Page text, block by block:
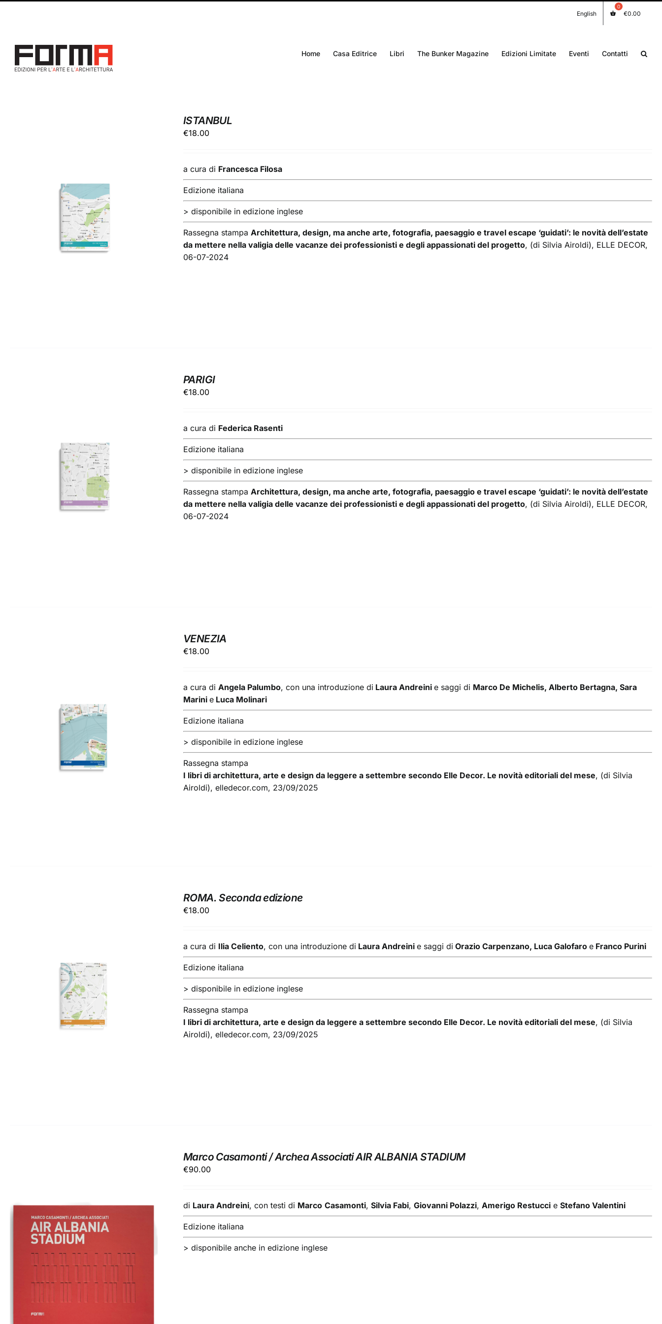
English €0.00
Home Casa Editrice Libri The Bunker Magazine Edizioni Limitate Eventi Contatti
AGGIUNGI AL CARRELLO
DETTAGLI
ISTANBUL
€18.00
a cura di Francesca Filosa
Edizione italiana
> disponibile in edizione inglese
Rassegna stampaArchitettura, design, ma anche arte, fotografia, paesaggio e travel escape ‘guidati’: le novità dell’estate
da mettere nella valigia delle vacanze dei professionisti e degli appassionati del progetto, (di Silvia Airoldi), ELLE DECOR,
06-07-2024
AGGIUNGI AL CARRELLO
DETTAGLI
PARIGI
€18.00
a cura di Federica Rasenti
Edizione italiana
> disponibile in edizione inglese
Rassegna stampaArchitettura, design, ma anche arte, fotografia, paesaggio e travel escape ‘guidati’: le novità dell’estate
da mettere nella valigia delle vacanze dei professionisti e degli appassionati del progetto, (di Silvia Airoldi), ELLE DECOR,
06-07-2024
AGGIUNGI AL CARRELLO
DETTAGLI
VENEZIA
€18.00
a cura diAngela Palumbo, con una introduzione di Laura Andreinie saggi di Marco De Michelis, Alberto Bertagna, Sara
Marinie Luca Molinari
Edizione italiana
> disponibile in edizione inglese
Rassegna stampa
I libri di architettura, arte e design da leggere a settembre secondo Elle Decor. Le novità editoriali del mese, (di Silvia
Airoldi), elledecor.com, 23/09/2025
AGGIUNGI AL CARRELLO
DETTAGLI
ROMA. Seconda edizione
€18.00
a cura di Ilia Celiento, con una introduzione di Laura Andreinie saggi di Orazio Carpenzano, Luca Galofaroe Franco Purini
Edizione italiana
> disponibile in edizione inglese
Rassegna stampa
I libri di architettura, arte e design da leggere a settembre secondo Elle Decor. Le novità editoriali del mese, (di Silvia
Airoldi), elledecor.com, 23/09/2025
AGGIUNGI AL CARRELLO
/
Marco Casamonti / Archea Associati AIR ALBANIA STADIUM
€90.00
di Laura Andreini, con testi di Marco Casamonti,Silvia Fabi,Giovanni Polazzi,Amerigo Restucci eStefano Valentini
Edizione italiana
> disponibile anche in edizione inglese